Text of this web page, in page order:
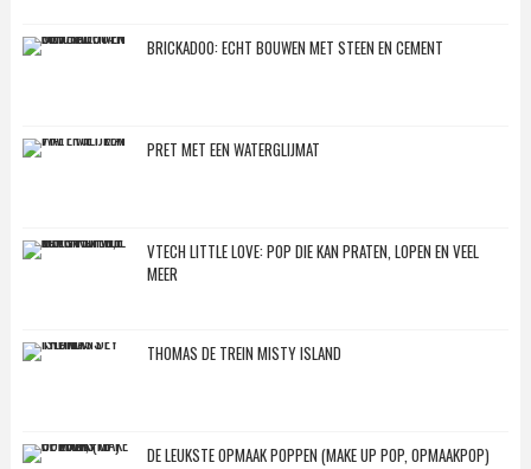
BRICKADOO: ECHT BOUWEN MET STEEN EN CEMENT
PRET MET EEN WATERGLIJMAT
VTECH LITTLE LOVE: POP DIE KAN PRATEN, LOPEN EN VEEL
MEER
THOMAS DE TREIN MISTY ISLAND
DE LEUKSTE OPMAAK POPPEN (MAKE UP POP, OPMAAKPOP)